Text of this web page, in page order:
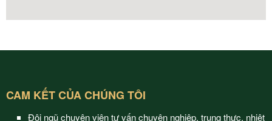
CAM KẾT CỦA CHÚNG TÔI
Đội ngũ chuyên viên tư vấn chuyên nghiệp, trung thực, nhiệt